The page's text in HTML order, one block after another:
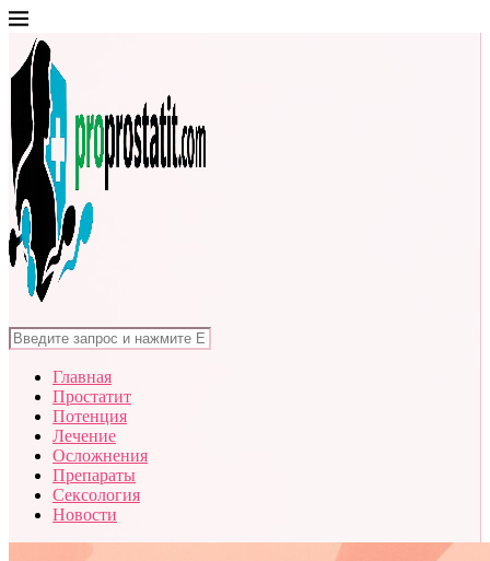
Главная
Простатит
Потенция
Лечение
Осложнения
Препараты
Сексология
Новости